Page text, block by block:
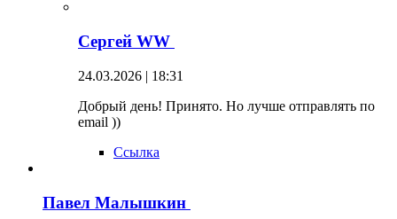
Сергей WW
24.03.2026 | 18:31
Добрый день! Принято. Но лучше отправлять по
email ))
Ссылка
Павел Малышкин